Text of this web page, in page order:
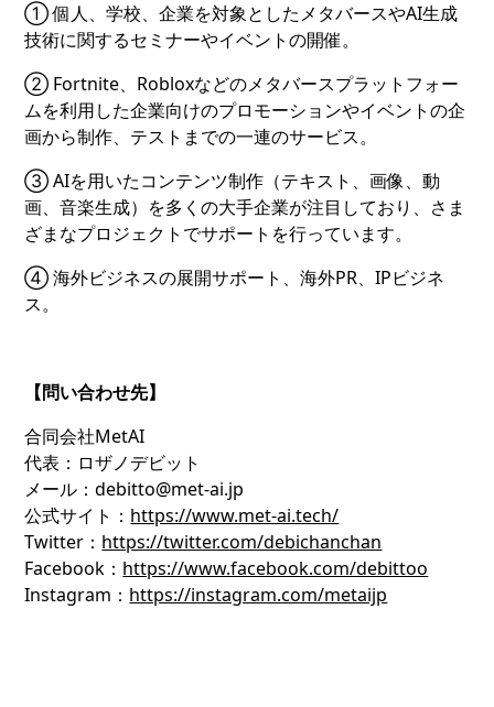
① 個人、学校、企業を対象としたメタバースやAI生成
技術に関するセミナーやイベントの開催。
② Fortnite、Robloxなどのメタバースプラットフォー
ムを利用した企業向けのプロモーションやイベントの企
画から制作、テストまでの一連のサービス。
③ AIを用いたコンテンツ制作（テキスト、画像、動
画、音楽生成）を多くの大手企業が注目しており、さま
ざまなプロジェクトでサポートを行っています。
④ 海外ビジネスの展開サポート、海外PR、IPビジネ
ス。
【問い合わせ先】
合同会社MetAI
代表：ロザノデビット
メール：debitto@met-ai.jp
公式サイト： https://www.met-ai.tech/
Twitter： https://twitter.com/debichanchan
Facebook： https://www.facebook.com/debittoo
Instagram： https://instagram.com/metaijp